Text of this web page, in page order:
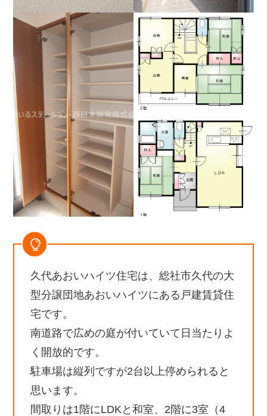
久代あおいハイツ住宅は、総社市久代の大
型分譲団地あおいハイツにある戸建賃貸住
宅です。
南道路で広めの庭が付いていて日当たりよ
く開放的です。
駐車場は縦列ですが2台以上停められると
思います。
間取りは1階にLDKと和室、2階に3室（4